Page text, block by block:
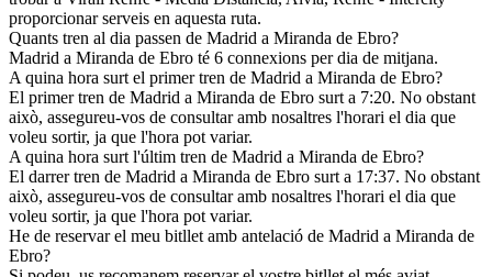
proporcionar serveis en aquesta ruta.
Quants tren al dia passen de Madrid a Miranda de Ebro?
Madrid a Miranda de Ebro té 6 connexions per dia de mitjana.
A quina hora surt el primer tren de Madrid a Miranda de Ebro?
El primer tren de Madrid a Miranda de Ebro surt a 7:20. No obstant
això, assegureu-vos de consultar amb nosaltres l'horari el dia que
voleu sortir, ja que l'hora pot variar.
A quina hora surt l'últim tren de Madrid a Miranda de Ebro?
El darrer tren de Madrid a Miranda de Ebro surt a 17:37. No obstant
això, assegureu-vos de consultar amb nosaltres l'horari el dia que
voleu sortir, ja que l'hora pot variar.
He de reservar el meu bitllet amb antelació de Madrid a Miranda de
Ebro?